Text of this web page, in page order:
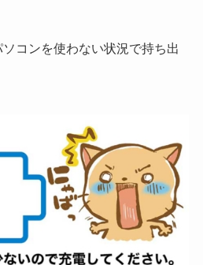
コンを使わない状況で持ち出